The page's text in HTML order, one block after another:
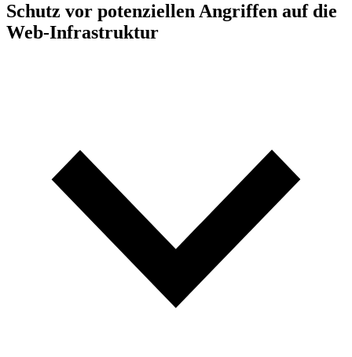
Schutz vor potenziellen Angriffen auf die
Web-Infrastruktur